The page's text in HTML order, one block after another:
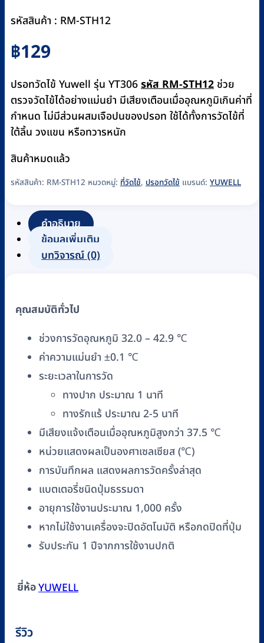
รหัสสินค้า : RM-STH12
฿129
ปรอทวัดไข้ Yuwell รุ่น YT306รหัส RM-STH12 ช่วย
ตรวจวัดไข้ได้อย่างแม่นยำ มีเสียงเตือนเมื่ออุณหภูมิเกินค่าที่
กำหนด ไม่มีส่วนผสมเจือปนของปรอท ใช้ได้ทั้งการวัดไข้ที่
ใต้ลิ้น วงแขน หรือทวารหนัก
สินค้าหมดแล้ว
รหัสสินค้า: RM-STH12 หมวดหมู่: ที่วัดไข้, ปรอทวัดไข้ แบรนด์: YUWELL
คำอธิบาย
ข้อมูลเพิ่มเติม
บทวิจารณ์ (0)
คุณสมบัติทั่วไป
ช่วงการวัดอุณหภูมิ 32.0 – 42.9 ℃
ค่าความแม่นยำ ±0.1 ℃
ระยะเวลาในการวัด
ทางปาก ประมาณ 1 นาที
ทางรักแร้ ประมาณ 2-5 นาที
มีเสียงแจ้งเตือนเมื่ออุณหภูมิสูงกว่า 37.5 ℃
หน่วยแสดงผลเป็นองศาเซลเซียส (℃)
การบันทึกผล แสดงผลการวัดครั้งล่าสุด
แบตเตอรี่ชนิดปุ่มธรรมดา
อายุการใช้งานประมาณ 1,000 ครั้ง
หากไม่ใช้งานเครื่องจะปิดอัตโนมัติ หรือกดปิดที่ปุ่ม
รับประกัน 1 ปีจากการใช้งานปกติ
ยี่ห้อYUWELL
รีวิว